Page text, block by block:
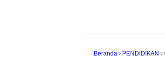
Beranda PENDIDIKAN